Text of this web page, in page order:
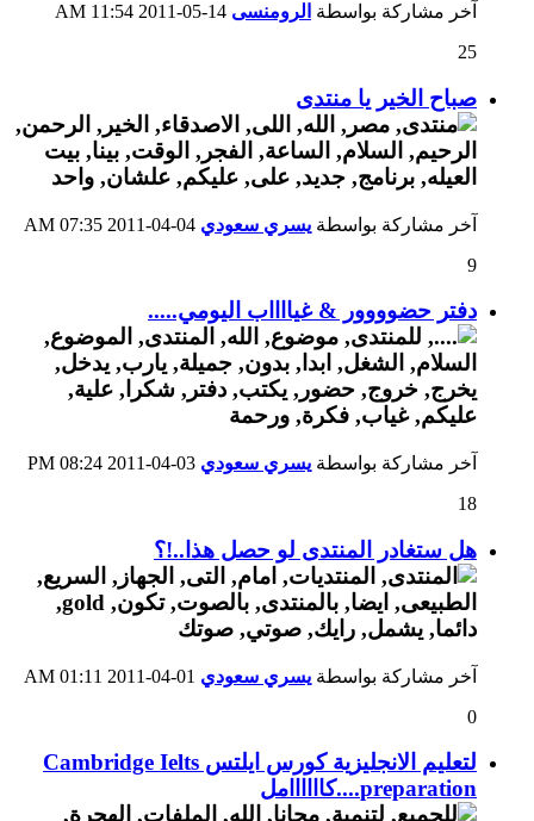
آخر مشاركة بواسطة الرومنسى
11:54 AM
25
صباح الخير يا منتدى
آخر مشاركة بواسطة يسري سعودي
07:35 AM
9
دفتر حضوووور & غيااااب اليومي.....
آخر مشاركة بواسطة يسري سعودي
08:24 PM
18
هل ستغادر المنتدى لو حصل هذا..!؟
آخر مشاركة بواسطة يسري سعودي
01:11 AM
0
لتعليم الانجليزية كورس ايلتس Cambridge Ielts
preparation....كاااااامل